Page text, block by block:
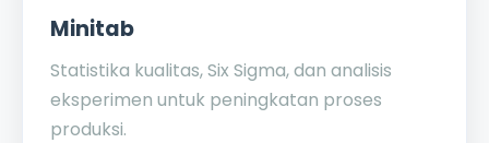
Minitab
Statistika kualitas, Six Sigma, dan analisis
eksperimen untuk peningkatan proses
produksi.